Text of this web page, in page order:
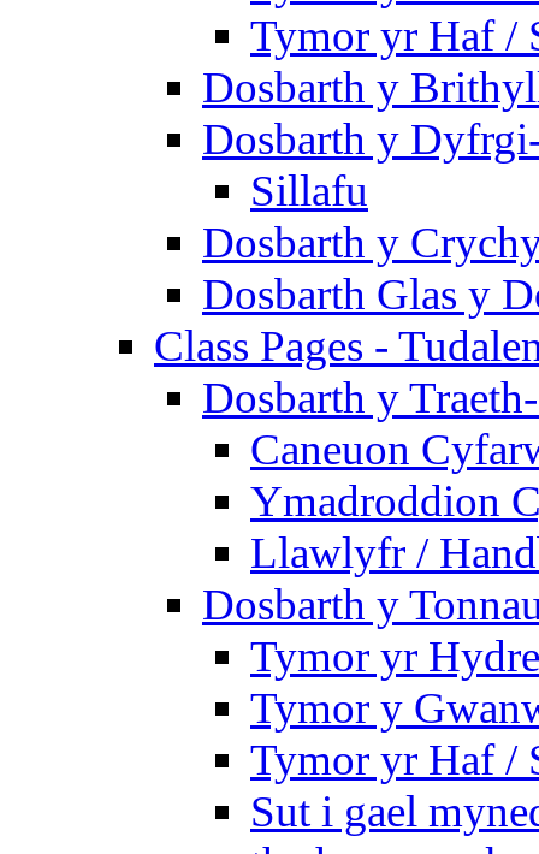
Tymor yr Haf /
Dosbarth y
Dosbarth y
Sillafu
Dosbarth y
Dosbarth Glas y
Class Pages -
Dosbarth y
Caneuon
Ymadroddion
Llawlyfr /
Dosbarth y
Tymor yr
Tymor y
Tymor yr Haf /
Sut i gael